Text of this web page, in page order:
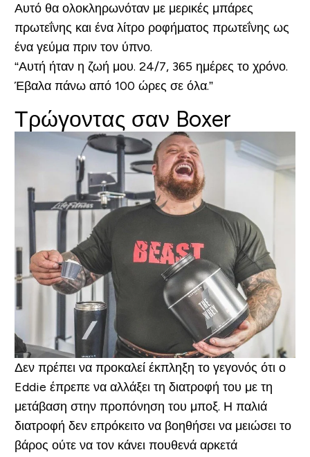
Αυτό θα ολοκληρωνόταν με μερικές μπάρες
πρωτεΐνης και ένα λίτρο ροφήματος πρωτεΐνης ως
ένα γεύμα πριν τον ύπνο.
“Αυτή ήταν η ζωή μου. 24/7, 365 ημέρες το χρόνο.
Έβαλα πάνω από 100 ώρες σε όλα.”
Τρώγοντας σαν Boxer
Δεν πρέπει να προκαλεί έκπληξη το γεγονός ότι ο
Eddie έπρεπε να αλλάξει τη διατροφή του με τη
μετάβαση στην προπόνηση του μποξ. Η παλιά
διατροφή δεν επρόκειτο να βοηθήσει να μειώσει το
βάρος ούτε να τον κάνει πουθενά αρκετά